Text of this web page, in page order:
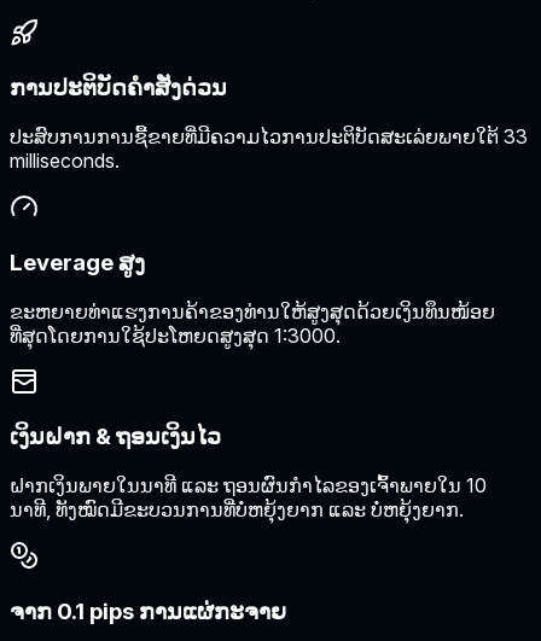
ການປະຕິບັດຄໍາສັ່ງດ່ວນ
ປະສົບການການຊື້ຂາຍທີ່ມີຄວາມໄວການປະຕິບັດສະເລ່ຍພາຍໃຕ້ 33
milliseconds.
Leverage ສູງ
ຂະຫຍາຍທ່າແຮງການຄ້າຂອງທ່ານໃຫ້ສູງສຸດດ້ວຍເງິນທຶນໜ້ອຍ
ທີ່ສຸດໂດຍການໃຊ້ປະໂຫຍດສູງສຸດ 1:3000.
ເງິນຝາກ & ຖອນເງິນໄວ
ຝາກເງິນພາຍໃນນາທີ ແລະ ຖອນຜົນກຳໄລຂອງເຈົ້າພາຍໃນ 10
ນາທີ, ທັງໝົດມີຂະບວນການທີ່ບໍ່ຫຍຸ້ງຍາກ ແລະ ບໍ່ຫຍຸ້ງຍາກ.
ຈາກ 0.1 pips ການແຜ່ກະຈາຍ